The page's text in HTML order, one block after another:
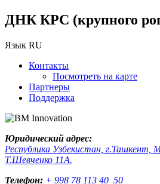
ДНК КРС (крупного
Язык RU
Контакты
Посмотреть на карте
Партнеры
Поддержка
Юридический адрес:
Республика Узбекистан, г.Ташкент,
Т.Шевченко 11А.
Телефон: + 998 78 113 40 50